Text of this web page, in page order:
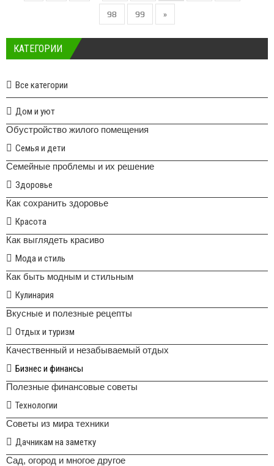
98 99 »
КАТЕГОРИИ
Все категории
Дом и уют
Обустройство жилого помещения
Семья и дети
Семейные проблемы и их решение
Здоровье
Как сохранить здоровье
Красота
Как выглядеть красиво
Мода и стиль
Как быть модным и стильным
Кулинария
Вкусные и полезные рецепты
Отдых и туризм
Качественный и незабываемый отдых
Бизнес и финансы
Полезные финансовые советы
Технологии
Советы из мира техники
Дачникам на заметку
Сад, огород и многое другое